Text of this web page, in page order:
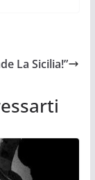
La Sicilia!”